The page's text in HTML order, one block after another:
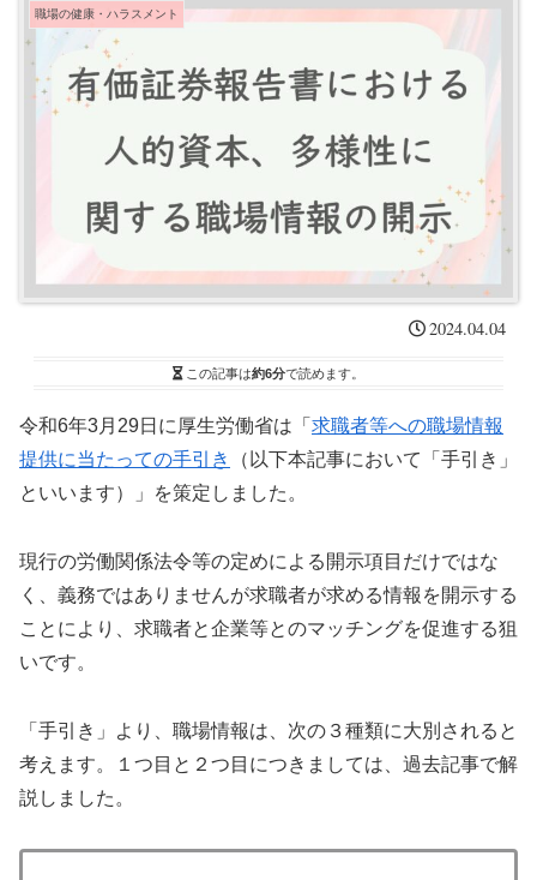
職場の健康・ハラスメント
2024.04.04
この記事は約6分で読めます。
令和6年3月29日に厚生労働省は「 求職者等への職場情報
提供に当たっての手引き
（以下本記事において「手引き」
といいます）」を策定しました。
現行の労働関係法令等の定めによる開示項目だけではな
く、義務ではありませんが求職者が求める情報を開示する
ことにより、求職者と企業等とのマッチングを促進する狙
いです。
「手引き」より、職場情報は、次の３種類に大別されると
考えます。１つ目と２つ目につきましては、過去記事で解
説しました。